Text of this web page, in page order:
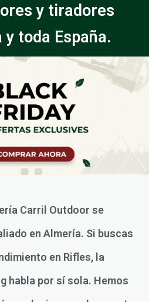
y tiradores
toda España.
Carril Outdoor se
en Almería. Si buscas
en Rifles, la
habla por sí sola. Hemos